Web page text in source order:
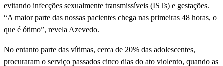
evitando infecções sexualmente transmissíveis (ISTs) e gestações.
“A maior parte das nossas pacientes chega nas primeiras 48 horas, o
que é ótimo”, revela Azevedo.
No entanto parte das vítimas, cerca de 20% das adolescentes,
procuraram o serviço passados cinco dias do ato violento, quando as